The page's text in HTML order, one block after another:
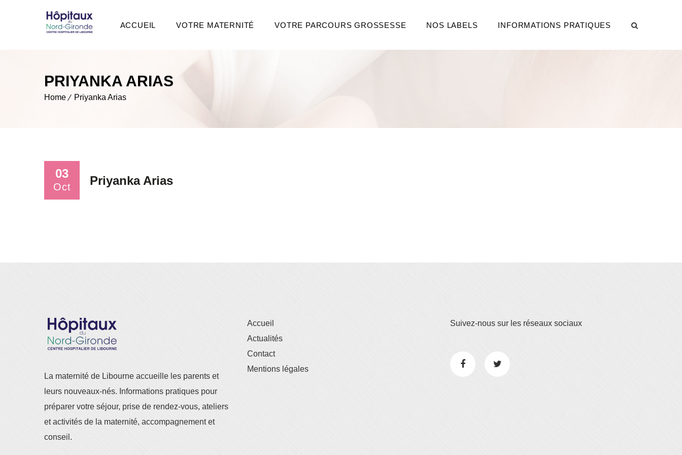
ACCUEIL VOTRE MATERNITÉ VOTRE PARCOURS GROSSESSE NOS LABELS INFORMATIONS PRATIQUES
PRIYANKA ARIAS
Home Priyanka Arias
03
Oct Priyanka Arias
La maternité de Libourne accueille les parents et
leurs nouveaux-nés. Informations pratiques pour
préparer votre séjour, prise de rendez-vous, ateliers
et activités de la maternité, accompagnement et
conseil.
Accueil
Actualités
Contact
Mentions légales
Suivez-nous sur les réseaux sociaux